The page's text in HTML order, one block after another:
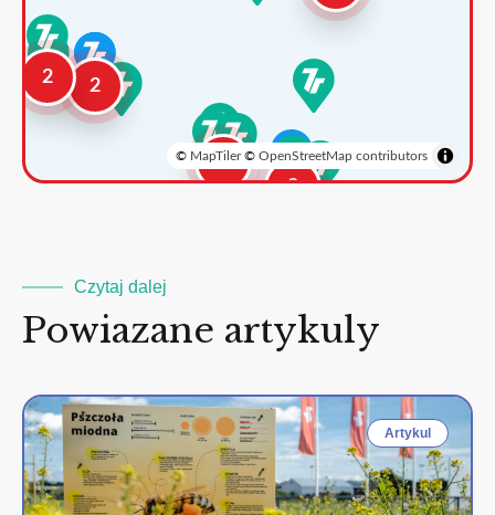
2
2
3
2
© MapTiler© OpenStreetMap contributors
Czytaj dalej
Powiazane artykuly
Artykul